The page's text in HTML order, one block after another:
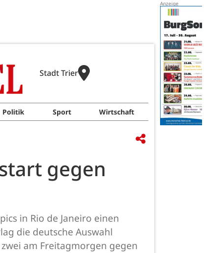
Stadt Trier
Politik Sport Wirtschaft
gegen
in Rio de Janeiro einen
die deutsche Auswahl
am Freitagmorgen gegen